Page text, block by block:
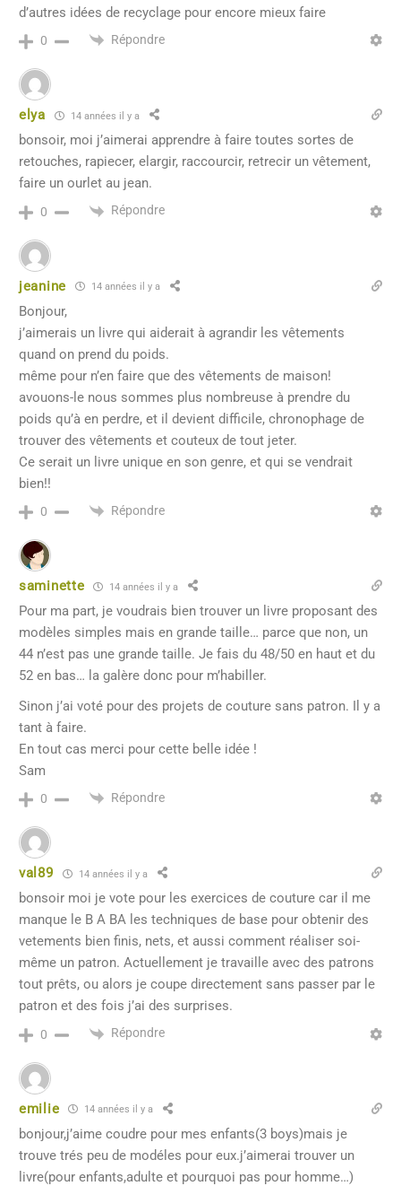
d’autres idées de recyclage pour encore mieux faire
0 Répondre
elya 14 années il y a
bonsoir, moi j’aimerai apprendre à faire toutes sortes de
retouches, rapiecer, elargir, raccourcir, retrecir un vêtement,
faire un ourlet au jean.
0 Répondre
jeanine 14 années il y a
Bonjour,
j’aimerais un livre qui aiderait à agrandir les vêtements
quand on prend du poids.
même pour n’en faire que des vêtements de maison!
avouons-le nous sommes plus nombreuse à prendre du
poids qu’à en perdre, et il devient difficile, chronophage de
trouver des vêtements et couteux de tout jeter.
Ce serait un livre unique en son genre, et qui se vendrait
bien!!
0 Répondre
saminette 14 années il y a
Pour ma part, je voudrais bien trouver un livre proposant des
modèles simples mais en grande taille… parce que non, un
44 n’est pas une grande taille. Je fais du 48/50 en haut et du
52 en bas… la galère donc pour m’habiller.
Sinon j’ai voté pour des projets de couture sans patron. Il y a
tant à faire.
En tout cas merci pour cette belle idée !
Sam
0 Répondre
val89 14 années il y a
bonsoir moi je vote pour les exercices de couture car il me
manque le B A BA les techniques de base pour obtenir des
vetements bien finis, nets, et aussi comment réaliser soi-
même un patron. Actuellement je travaille avec des patrons
tout prêts, ou alors je coupe directement sans passer par le
patron et des fois j’ai des surprises.
0 Répondre
emilie 14 années il y a
bonjour,j’aime coudre pour mes enfants(3 boys)mais je
trouve trés peu de modéles pour eux.j’aimerai trouver un
livre(pour enfants,adulte et pourquoi pas pour homme…)